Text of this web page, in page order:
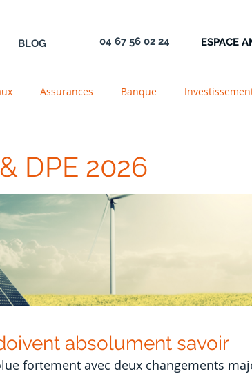
BLOG 04 67 56 02 24 ESPACE
Assurances Banque
PTZ Aide
DPE 2026
absolument savoir
fortement avec deux changements